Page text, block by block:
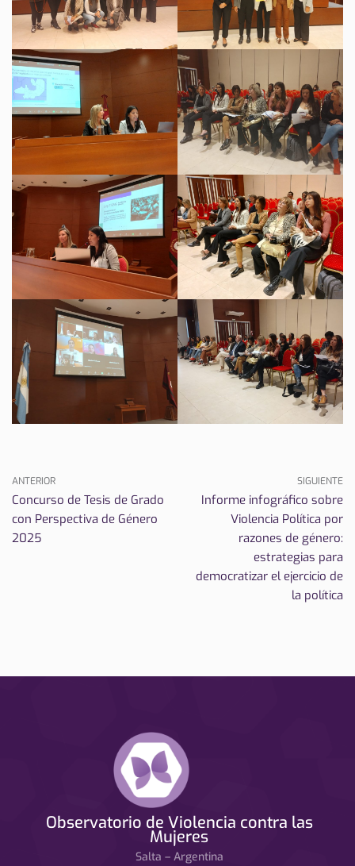
ANTERIOR
Concurso de Tesis de Grado
con Perspectiva de Género
2025
SIGUIENTE
Informe infográfico sobre
Violencia Política por
razones de género:
estrategias para
democratizar el ejercicio de
la política
Observatorio de Violencia contra las
Mujeres
Salta – Argentina